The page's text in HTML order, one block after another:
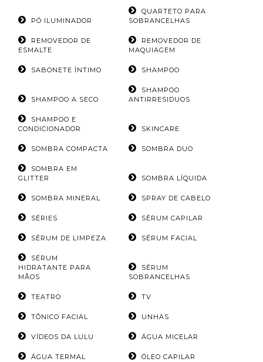
PÓ ILUMINADOR
QUARTETO PARA
SOBRANCELHAS
REMOVEDOR DE
ESMALTE
REMOVEDOR DE
MAQUIAGEM
SABONETE ÍNTIMO SHAMPOO
SHAMPOO A SECO
SHAMPOO
ANTIRRESIDUOS
SHAMPOO E
CONDICIONADOR
SKINCARE
SOMBRA COMPACTA SOMBRA DUO
SOMBRA EM
GLITTER
SOMBRA LÍQUIDA
SOMBRA MINERAL SPRAY DE CABELO
SÉRIES SÉRUM CAPILAR
SÉRUM DE LIMPEZA SÉRUM FACIAL
SÉRUM
HIDRATANTE PARA
MÃOS
SÉRUM
SOBRANCELHAS
TEATRO TV
TÔNICO FACIAL UNHAS
VÍDEOS DA LULU ÁGUA MICELAR
ÁGUA TERMAL ÓLEO CAPILAR